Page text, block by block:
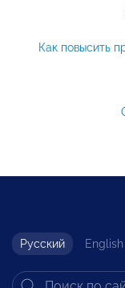
Как повысить
Русский English